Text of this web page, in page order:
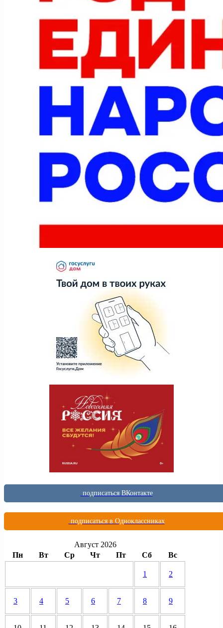
подписаться ВКонтакте
подписаться в Одноклассниках
Август 2026
Пн
Вт Ср Чт Пт Сб Вс
1 2
3 4 5 6 7 8 9